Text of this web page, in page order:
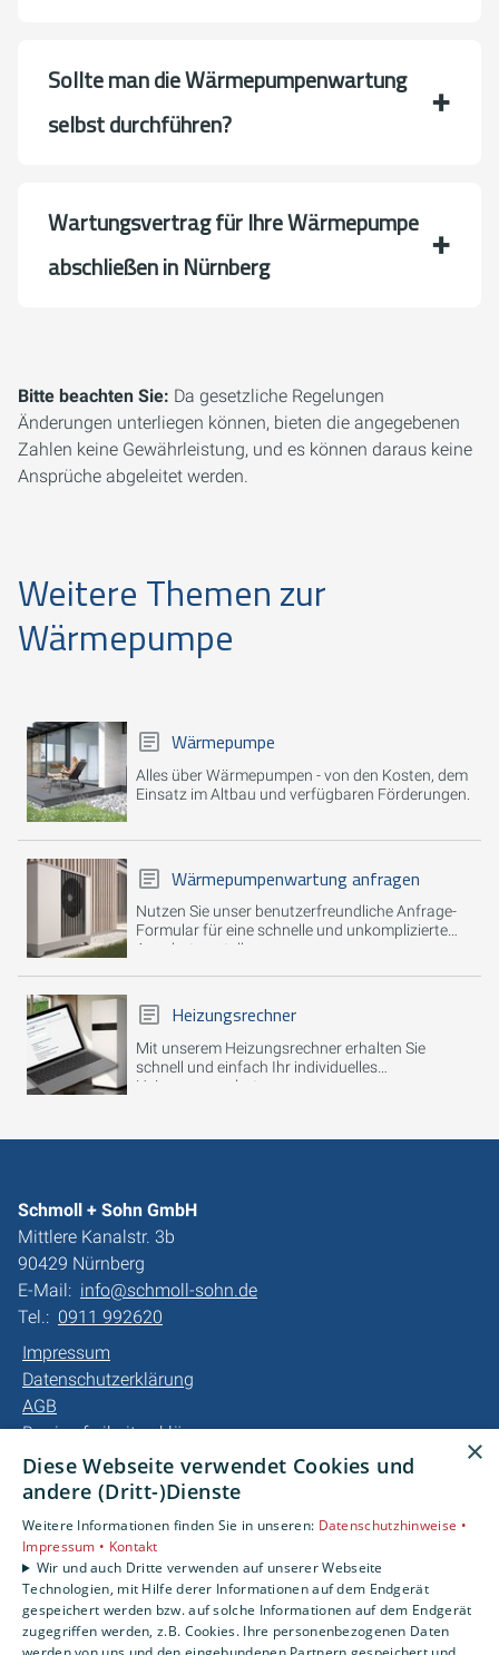
Sollte man die Wärmepumpenwartung
selbst durchführen?
Wartungsvertrag für Ihre Wärmepumpe
abschließen in Nürnberg
Bitte beachten Sie: Da gesetzliche Regelungen
Änderungen unterliegen können, bieten die angegebenen
Zahlen keine Gewährleistung, und es können daraus keine
Ansprüche abgeleitet werden.
Weitere Themen zur
Wärmepumpe
Wärmepumpe
Alles über Wärmepumpen - von den Kosten, dem
Einsatz im Altbau und verfügbaren Förderungen.
Wärmepumpenwartung anfragen
Nutzen Sie unser benutzerfreundliche Anfrage-
Formular für eine schnelle und unkomplizierte
Angebotserstellung.
Heizungsrechner
Mit unserem Heizungsrechner erhalten Sie
schnell und einfach Ihr individuelles
Heizungsangebot.
Schmoll + Sohn GmbH
Mittlere Kanalstr. 3b
90429 Nürnberg
E-Mail: info@schmoll-sohn.de
Tel.: 0911 992620
Impressum
Datenschutzerklärung
AGB
Barrierefreiheitserklärung
Unsere Bereiche
Gewerbekunden
Karriere
Unternehmen
Kontakt
×
Diese Webseite verwendet Cookies und
andere (Dritt-)Dienste
Weitere Informationen finden Sie in unseren: Datenschutzhinweise •
Impressum • Kontakt
Wir und auch Dritte verwenden auf unserer Webseite
Technologien, mit Hilfe derer Informationen auf dem Endgerät
gespeichert werden bzw. auf solche Informationen auf dem Endgerät
zugegriffen werden, z.B. Cookies. Ihre personenbezogenen Daten